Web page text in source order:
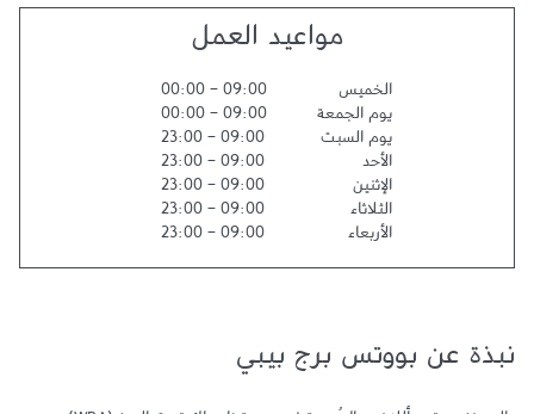
مواعيد العمل
الخميس 09:00
-
00:00
يوم الجمعة
09:00
-
00:00
يوم السبت
09:00
-
23:00
الأحد
09:00
-
23:00
الإثنين
09:00
-
23:00
الثلاثاء
09:00
-
23:00
الأربعاء
09:00
-
23:00
نبذة عن بووتس برج بيبي